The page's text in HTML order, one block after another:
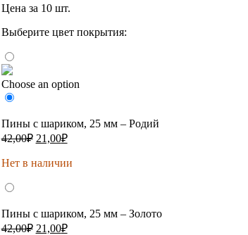
Цена за 10 шт.
Выберите цвет покрытия:
Choose an option
Пины с шариком, 25 мм – Родий
42,00₽ Первоначальная
составляла
21,00₽Текущая
21,00₽.
Нет в наличии
Пины с шариком, 25 мм – Золото
42,00₽ Первоначальная
21,00₽Текущая